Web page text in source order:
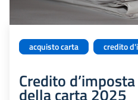
acquisto carta credito
Credito
della carta 2025